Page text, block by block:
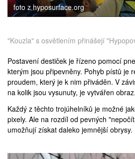
foto z hyposurface.org
"Kouzla" s osvětlením přinášejí
Postavení destiček je řízeno pomocí
kterým jsou připevněny. Pohyb pístů je
proudem, který je k nim přiváděn. V
na kolik jsou vysunuty, je vytvářen obraz.
Každý z těchto trojúhelníků je možné
pixely. Ale na rozdíl od pevných
umožňují získat daleko jemnější obrysy.